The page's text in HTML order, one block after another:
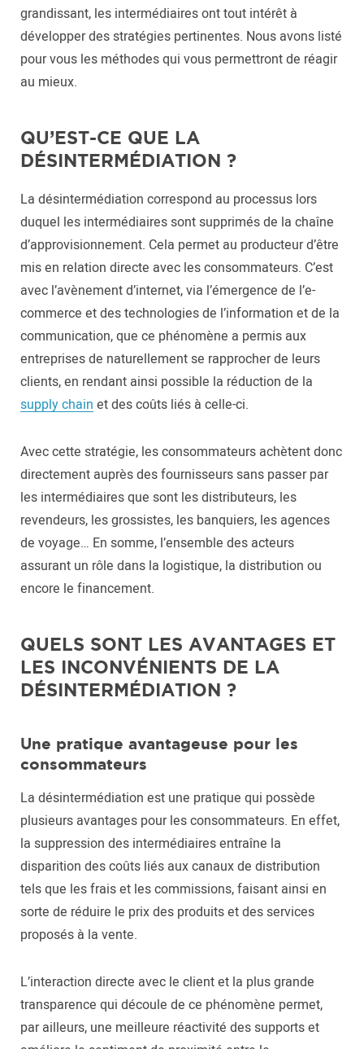
grandissant, les intermédiaires ont tout intérêt à
développer des stratégies pertinentes. Nous avons listé
pour vous les méthodes qui vous permettront de réagir
au mieux.
QU’EST-CE QUE LA
DÉSINTERMÉDIATION ?
La désintermédiation correspond au processus lors
duquel les intermédiaires sont supprimés de la chaîne
d’approvisionnement. Cela permet au producteur d’être
mis en relation directe avec les consommateurs. C’est
avec l’avènement d’internet, via l’émergence de l’e-
commerce et des technologies de l’information et de la
communication, que ce phénomène a permis aux
entreprises de naturellement se rapprocher de leurs
clients, en rendant ainsi possible la réduction de la
supply chain et des coûts liés à celle-ci.
Avec cette stratégie, les consommateurs achètent donc
directement auprès des fournisseurs sans passer par
les intermédiaires que sont les distributeurs, les
revendeurs, les grossistes, les banquiers, les agences
de voyage… En somme, l’ensemble des acteurs
assurant un rôle dans la logistique, la distribution ou
encore le financement.
QUELS SONT LES AVANTAGES ET
LES INCONVÉNIENTS DE LA
DÉSINTERMÉDIATION ?
Une pratique avantageuse pour les
consommateurs
La désintermédiation est une pratique qui possède
plusieurs avantages pour les consommateurs. En effet,
la suppression des intermédiaires entraîne la
disparition des coûts liés aux canaux de distribution
tels que les frais et les commissions, faisant ainsi en
sorte de réduire le prix des produits et des services
proposés à la vente.
L’interaction directe avec le client et la plus grande
transparence qui découle de ce phénomène permet,
par ailleurs, une meilleure réactivité des supports et